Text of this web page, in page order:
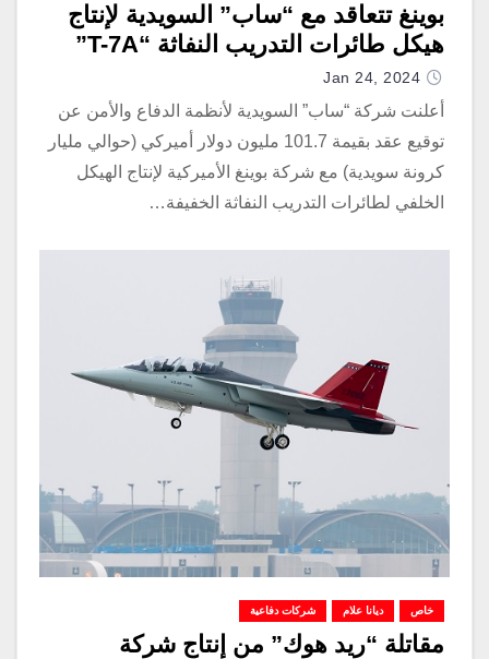
بوينغ تتعاقد مع “ساب” السويدية لإنتاج
هيكل طائرات التدريب النفاثة “T-7A”
Jan 24, 2024
أعلنت شركة “ساب” السويدية لأنظمة الدفاع والأمن عن
توقيع عقد بقيمة 101.7 مليون دولار أميركي (حوالي مليار
كرونة سويدية) مع شركة بوينغ الأميركية لإنتاج الهيكل
الخلفي لطائرات التدريب النفاثة الخفيفة…
خاص ديانا علام شركات دفاعية
مقاتلة “ريد هوك” من إنتاج شركة